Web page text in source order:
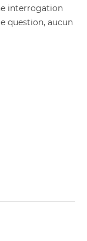
interrogation
question, aucun